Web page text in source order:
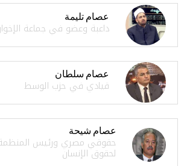
عصام تليمة
داعبة وعضو في جماعة
عصام سلطان
قيادي في حزب الوسط
عصام شيحة
حقوقي مصري ورئيس
لحقوق الإنسان